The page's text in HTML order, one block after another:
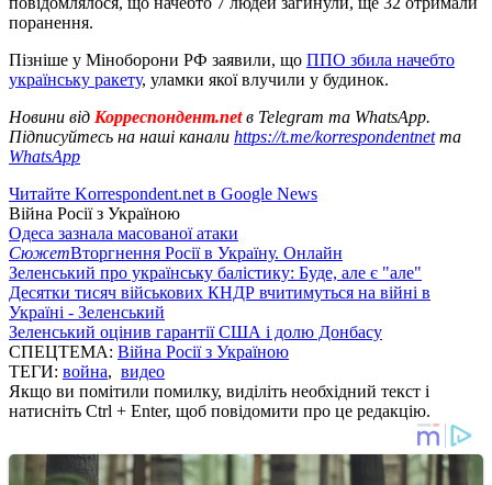
поранення.
Пізніше у Міноборони РФ заявили, що ППО збила начебто
українську ракету, уламки якої влучили у будинок.
Новини від Корреспондент.netв Telegram та WhatsApp.
Підписуйтесь на наші канали https://t.me/korrespondentnetта
WhatsApp
Читайте Korrespondent.net в Google News
Війна Росії з Україною
Одеса зазнала масованої атаки
СюжетВторгнення Росії в Україну. Онлайн
Зеленський про українську балістику: Буде, але є "але"
Десятки тисяч військових КНДР вчитимуться на війні в
Україні - Зеленський
Зеленський оцінив гарантії США і долю Донбасу
СПЕЦТЕМА: Війна Росії з Україною
ТЕГИ: война, видео
Якщо ви помітили помилку, виділіть необхідний текст і
натисніть Ctrl + Enter, щоб повідомити про це редакцію.